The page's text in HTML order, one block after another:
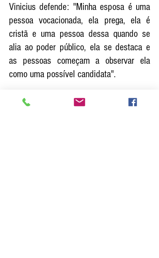
Vinicius defende: "Minha esposa é uma
pessoa vocacionada, ela prega, ela é
cristã e uma pessoa dessa quando se
alia ao poder público, ela se destaca e
as pessoas começam a observar ela
como uma possível candidata".